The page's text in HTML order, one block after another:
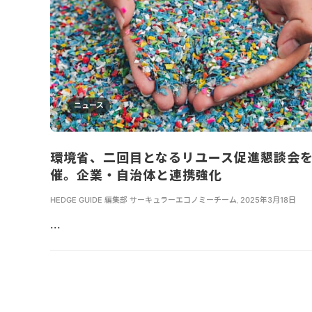
ニュース
環境省、二回目となるリユース促進懇談会
催。企業・自治体と連携強化
HEDGE GUIDE 編集部 サーキュラーエコノミーチーム 2025年3月18日
...